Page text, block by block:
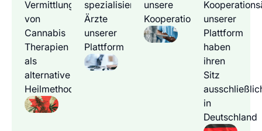
Vermittlung
von
Cannabis
Therapien
als
alternative
Heilmethode
spezialisierten
Ärzte
unserer
Plattform
unsere
Kooperationsärzte
unserer
Plattform
haben
ihren
Sitz
in
Deutschland